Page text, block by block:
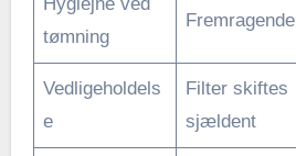
tømning
Fremragende
Vedligeholdels
e
Filter skiftes
sjældent